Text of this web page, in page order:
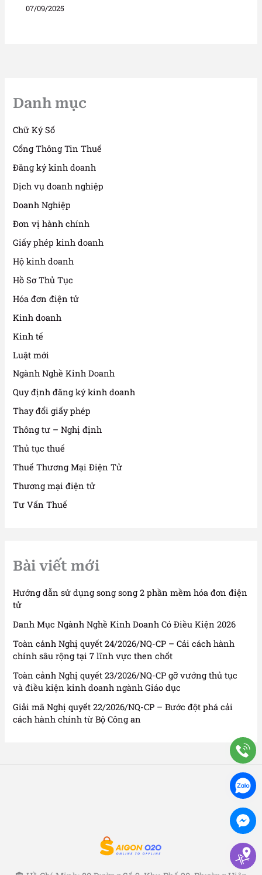
07/09/2025
Danh mục
Chữ Ký Số
Cổng Thông Tin Thuế
Đăng ký kinh doanh
Dịch vụ doanh nghiệp
Doanh Nghiệp
Đơn vị hành chính
Giấy phép kinh doanh
Hộ kinh doanh
Hồ Sơ Thủ Tục
Hóa đơn điện tử
Kinh doanh
Kinh tế
Luật mới
Ngành Nghề Kinh Doanh
Quy định đăng ký kinh doanh
Thay đổi giấy phép
Thông tư – Nghị định
Thủ tục thuế
Thuế Thương Mại Điện Tử
Thương mại điện tử
Tư Vấn Thuế
Bài viết mới
Hướng dẫn sử dụng song song 2 phần mềm hóa đơn điện
tử
Danh Mục Ngành Nghề Kinh Doanh Có Điều Kiện 2026
Toàn cảnh Nghị quyết 24/2026/NQ-CP – Cải cách hành
chính sâu rộng tại 7 lĩnh vực then chốt
Toàn cảnh Nghị quyết 23/2026/NQ-CP gỡ vướng thủ tục
và điều kiện kinh doanh ngành Giáo dục
Giải mã Nghị quyết 22/2026/NQ-CP – Bước đột phá cải
cách hành chính từ Bộ Công an